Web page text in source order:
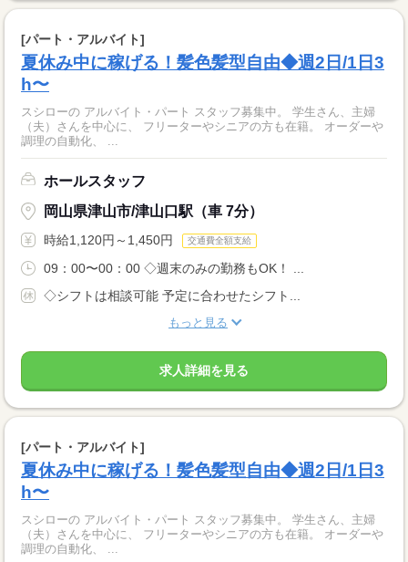
[パート・アルバイト]
夏休み中に稼げる！髪色髪型自由◆週2日/1日3
h〜
スシローの アルバイト・パート スタッフ募集中。 学生さん、主婦
（夫）さんを中心に、 フリーターやシニアの方も在籍。 オーダーや
調理の自動化、 ...
ホールスタッフ
岡山県津山市/津山口駅（車 7分）
時給1,120円～1,450円 交通費全額支給
09：00〜00：00 ◇週末のみの勤務もOK！ ...
◇シフトは相談可能 予定に合わせたシフト...
もっと見る
求人詳細を見る
[パート・アルバイト]
夏休み中に稼げる！髪色髪型自由◆週2日/1日3
h〜
スシローの アルバイト・パート スタッフ募集中。 学生さん、主婦
（夫）さんを中心に、 フリーターやシニアの方も在籍。 オーダーや
調理の自動化、 ...